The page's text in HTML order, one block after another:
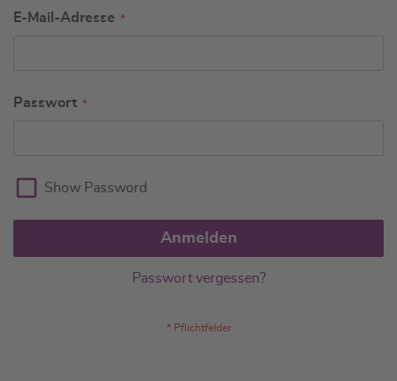
E-Mail-Adresse
Passwort
Show Password
Anmelden
Passwort vergessen?